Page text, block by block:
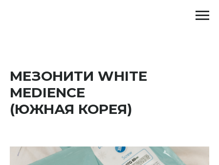
МЕЗОНИТИ WHITE
MEDIENCE
(ЮЖНАЯ КОРЕЯ)